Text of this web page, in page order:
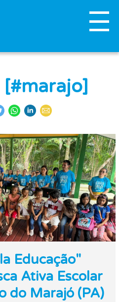
Educação"
Ativa Escolar
do Marajó (PA)